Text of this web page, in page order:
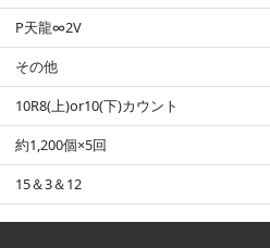
P天龍∞2V
その他
10R8(上)or10(下)カウント
約1,200個×5回
15＆3＆12